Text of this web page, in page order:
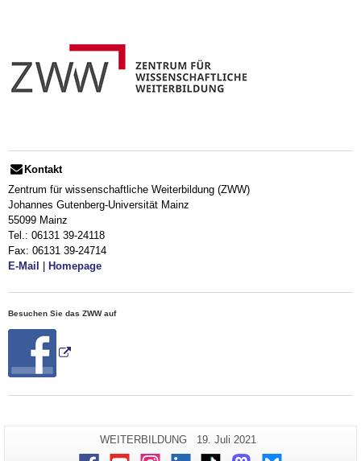
Kontakt
Zentrum für wissenschaftliche Weiterbildung (ZWW)
Johannes Gutenberg-Universität Mainz
55099 Mainz
Tel.: 06131 39-24118
Fax: 06131 39-24714
E-Mail
Homepage
Besuchen Sie das ZWW auf
Zusätzliche
Informationen
Seiten-
Name:
WEITERBILDUNG
Letzte
Aktualisierung:
19. Juli 2021